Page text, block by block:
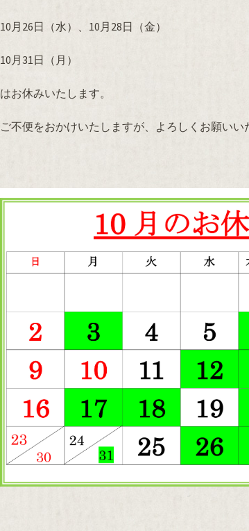
10月26日（水）、10月28日（金）
10月31日（月）
はお休みいたします。
ご不便をおかけいたしますが、よろしくお願いい